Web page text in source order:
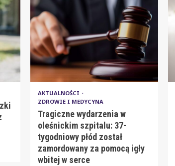
AKTUALNOŚCI
ZDROWIE I MEDYCYNA
Tragiczne wydarzenia w
oleśnickim szpitalu: 37-
tygodniowy płód został
zamordowany za pomocą igły
wbitej w serce